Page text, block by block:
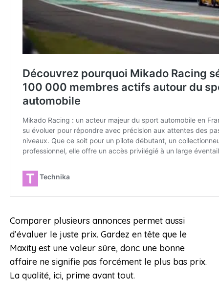
Comparer plusieurs annonces permet aussi
d’évaluer le juste prix. Gardez en tête que le
Maxity est une valeur sûre, donc une bonne
affaire ne signifie pas forcément le plus bas prix.
La qualité, ici, prime avant tout.